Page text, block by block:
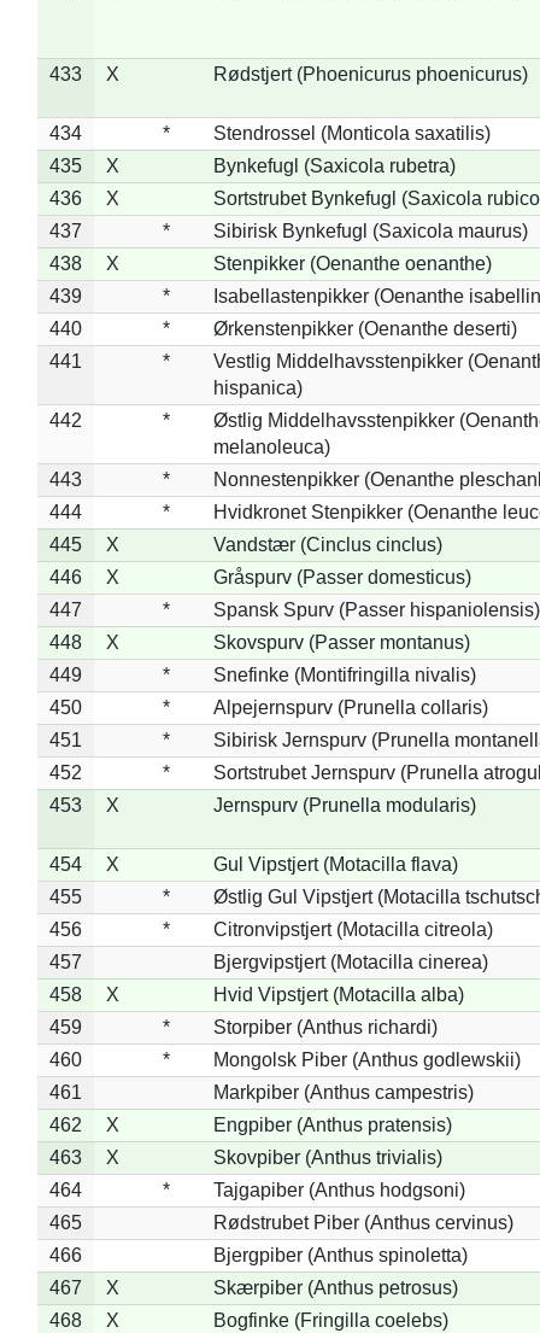
433 X Rødstjert (Phoenicurus phoenicurus)
434 *
Stendrossel (Monticola saxatilis)
435
X
Bynkefugl (Saxicola rubetra)
436
X
Sortstrubet Bynkefugl (Saxicola
437
*
Sibirisk Bynkefugl (Saxicola maurus)
438
X
Stenpikker (Oenanthe oenanthe)
439
*
Isabellastenpikker (Oenanthe
440
*
Ørkenstenpikker (Oenanthe deserti)
441
*
Vestlig Middelhavsstenpikker
hispanica)
442
*
Østlig Middelhavsstenpikker
melanoleuca)
443
*
Nonnestenpikker (Oenanthe
444
*
Hvidkronet Stenpikker (Oenanthe
445
X
Vandstær (Cinclus cinclus)
446
X
Gråspurv (Passer domesticus)
447
*
Spansk Spurv (Passer hispaniolensis)
448
X
Skovspurv (Passer montanus)
449
*
Snefinke (Montifringilla nivalis)
450
*
Alpejernspurv (Prunella collaris)
451
*
Sibirisk Jernspurv (Prunella
452
*
Sortstrubet Jernspurv (Prunella
453
X Jernspurv (Prunella modularis)
454 X
Gul Vipstjert (Motacilla flava)
455
*
Østlig Gul Vipstjert (Motacilla
456
*
Citronvipstjert (Motacilla citreola)
457
Bjergvipstjert (Motacilla cinerea)
458
X
Hvid Vipstjert (Motacilla alba)
459
*
Storpiber (Anthus richardi)
460
*
Mongolsk Piber (Anthus godlewskii)
461
Markpiber (Anthus campestris)
462
X
Engpiber (Anthus pratensis)
463
X
Skovpiber (Anthus trivialis)
464
*
Tajgapiber (Anthus hodgsoni)
465
Rødstrubet Piber (Anthus cervinus)
466
Bjergpiber (Anthus spinoletta)
467
X
Skærpiber (Anthus petrosus)
468
X Bogfinke (Fringilla coelebs)